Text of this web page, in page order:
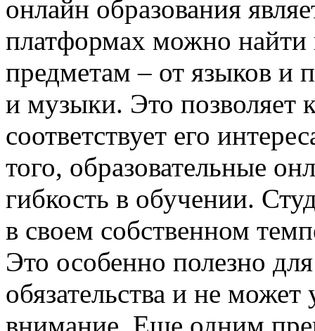
онлайн образования
платформах можно
предметам – от языков и
и музыки. Это позволяет
соответствует его
того, образовательные
гибкость в обучении.
в своем собственном
Это особенно полезно
обязательства и не
внимание. Еще одним